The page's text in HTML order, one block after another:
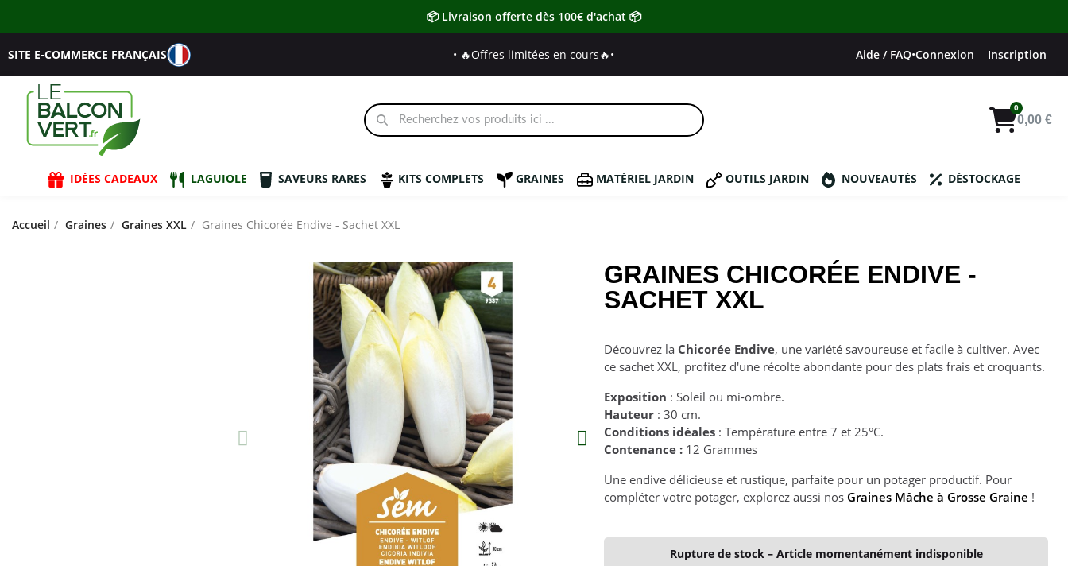
📦 Livraison offerte dès 100€ d'achat 📦
SITE E-COMMERCE FRANÇAIS • 🔥Offres limitées en cours🔥• Aide / FAQ•Connexion Inscription
0,00 €
IDÉES CADEAUX LAGUIOLE SAVEURS RARES KITS COMPLETS GRAINES MATÉRIEL JARDIN OUTILS JARDIN NOUVEAUTÉS DÉSTOCKAGE
Accueil Graines Graines XXL Graines Chicorée Endive - Sachet XXL
GRAINES CHICORÉE ENDIVE -
SACHET XXL
Découvrez la Chicorée Endive, une variété savoureuse et facile à cultiver. Avec
ce sachet XXL, profitez d'une récolte abondante pour des plats frais et croquants.
Exposition : Soleil ou mi-ombre.
Hauteur : 30 cm.
Conditions idéales : Température entre 7 et 25°C.
Contenance : 12 Grammes
Une endive délicieuse et rustique, parfaite pour un potager productif. Pour
compléter votre potager, explorez aussi nos Graines Mâche à Grosse Graine !
Rupture de stock – Article momentanément indisponible